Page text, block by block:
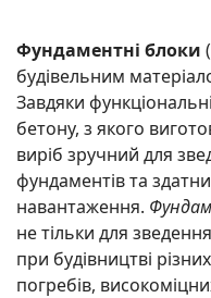
Фундаментні блоки
будівельним
Завдяки
бетону, з якого
виріб зручний для
фундаментів та
навантаження.
не тільки для
при будівництві
погребів,